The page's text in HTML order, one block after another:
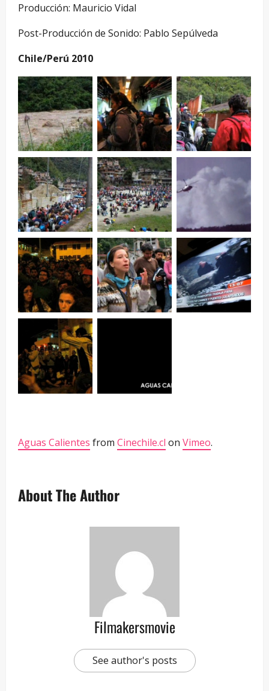
Producción: Mauricio Vidal
Post-Producción de Sonido: Pablo Sepúlveda
Chile/Perú 2010
Aguas Calientes from Cinechile.cl on Vimeo.
About The Author
Filmakersmovie
See author's posts